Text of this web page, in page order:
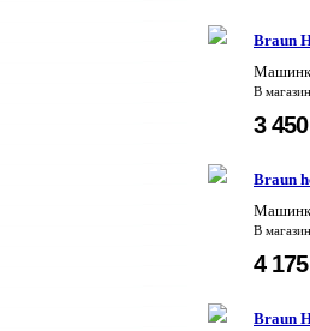
Braun
В
3
Braun
В
4
Braun